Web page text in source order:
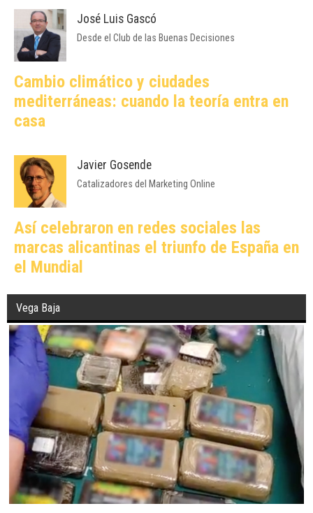
José Luis Gascó
Desde el Club de las Buenas Decisiones
Cambio climático y ciudades
mediterráneas: cuando la teoría entra en
casa
Javier Gosende
Catalizadores del Marketing Online
Así celebraron en redes sociales las
marcas alicantinas el triunfo de España en
el Mundial
Vega Baja